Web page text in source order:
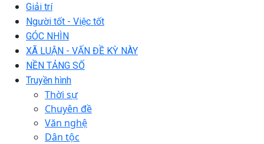
Giải trí
Người tốt - Việc tốt
GÓC NHÌN
XÃ LUẬN - VẤN ĐỀ KỲ NÀY
NỀN TẢNG SỐ
Truyền hình
Thời sự
Chuyên đề
Văn nghệ
Dân tộc